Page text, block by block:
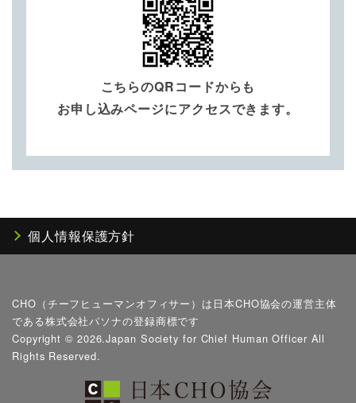
こちらのQRコードからも
お申し込みページにアクセスできます。
個人情報保護方針
CHO（チーフヒューマンオフィサー）は日本CHO協会の運営主体
である株式会社パソナの登録商標です
Copyright © 2026.Japan Society for Chief Human Officer All
Rights Reserved.